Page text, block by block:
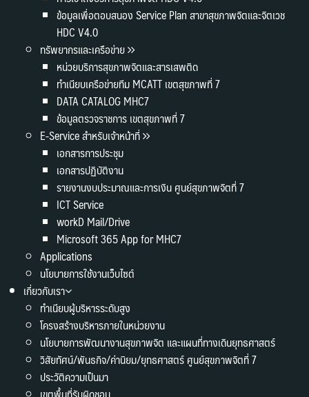
ข้อมูลเพื่อตอบสนอง Service Plan สาขาสุขภาพจิตและจิตเวช
HDC V4.0
ทรัพยากรและเครือข่าย
หน่วยบริการสุขภาพจิตและสารเสพติด
ทำเนียบเครือข่ายทีม MCATT เขตสุขภาพที่ 7
DATA CATALOG MHC7
ข้อมูลตรวจราชการ เขตสุขภาพที่ 7
E-Service สำหรับเจ้าหน้าที่
เอกสารการประชุม
เอกสารปฏิบัติงาน
รายงานงบประมาณและการเงิน ศูนย์สุขภาพจิตที่ 7
ICT Service
workD Mail/Drive
Microsoft 365 App for MHC7
Applications
นโยบายการใช้งานเว็บไซต์
เกี่ยวกับเรา
ทำเนียบผู้บริหารระดับสูง
โครงสร้างบริหารภายในหน่วยงาน
นโยบายการพัฒนางานสุขภาพจิต และแผนที่ทางเดินยุทธศาสตร์
วิสัยทัศน์/พันธกิจ/ค่านิยม/ยุทธศาสตร์ ศูนย์สุขภาพจิตที่ 7
ประวัติความเป็นมา